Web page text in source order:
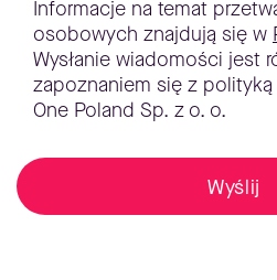
Informacje na temat
osobowych znajdują się w
Wysłanie wiadomości jest
zapoznaniem się z
One Poland Sp. z o. o.
Wyślij